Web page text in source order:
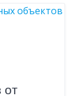
от